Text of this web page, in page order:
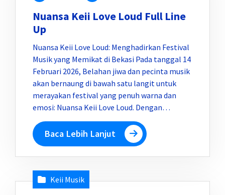
Nuansa Keii Love Loud Full Line
Up
Nuansa Keii Love Loud: Menghadirkan Festival
Musik yang Memikat di Bekasi Pada tanggal 14
Februari 2026, Belahan jiwa dan pecinta musik
akan bernaung di bawah satu langit untuk
merayakan festival yang penuh warna dan
emosi: Nuansa Keii Love Loud. Dengan…
Baca Lebih Lanjut
Keii Musik